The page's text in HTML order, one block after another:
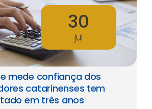
30
jul
mede confiança dos
catarinenses tem
em três anos